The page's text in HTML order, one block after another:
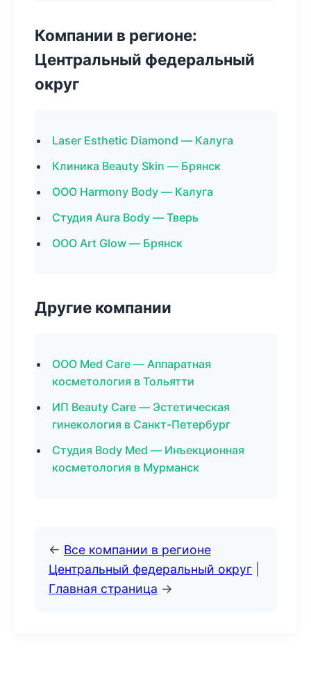
Компании в регионе:
Центральный федеральный
округ
Laser Esthetic Diamond — Калуга
Клиника Beauty Skin — Брянск
ООО Harmony Body — Калуга
Студия Aura Body — Тверь
ООО Art Glow — Брянск
Другие компании
ООО Med Care — Аппаратная
косметология в Тольятти
ИП Beauty Care — Эстетическая
гинекология в Санкт-Петербург
Студия Body Med — Инъекционная
косметология в Мурманск
← Все компании в регионе
Центральный федеральный округ
Главная страница →